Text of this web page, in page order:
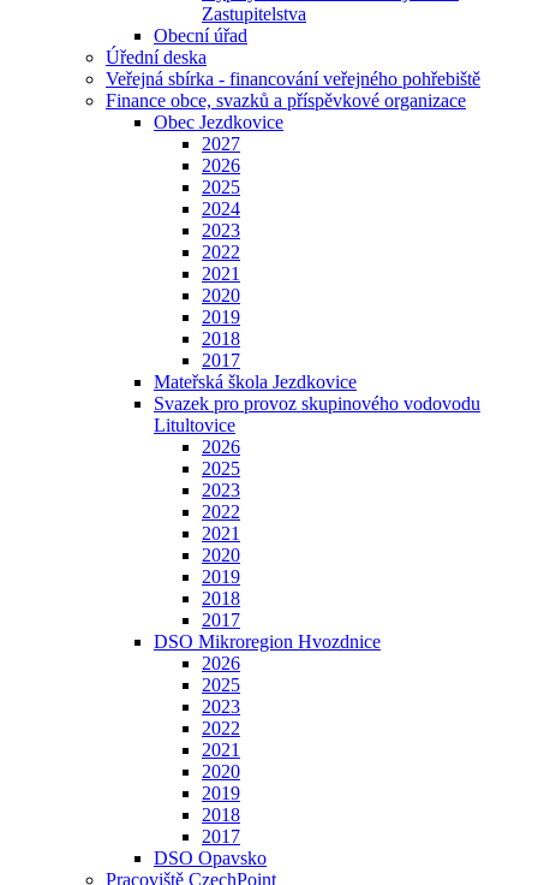
Zastupitelstva
Obecní úřad
Úřední deska
Veřejná sbírka - financování veřejného pohřebiště
Finance obce, svazků a příspěvkové organizace
Obec Jezdkovice
2027
2026
2025
2024
2023
2022
2021
2020
2019
2018
2017
Mateřská škola Jezdkovice
Svazek pro provoz skupinového vodovodu
Litultovice
2026
2025
2023
2022
2021
2020
2019
2018
2017
DSO Mikroregion Hvozdnice
2026
2025
2023
2022
2021
2020
2019
2018
2017
DSO Opavsko
Pracoviště CzechPoint